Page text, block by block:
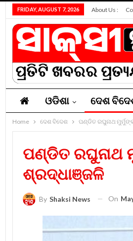
FRIDAY, AUGUST 7, 2026 About Us :
ଓଡିଶା ଦେଶ
ନିଯୁକ୍ତି
ସମ୍ପାଦକୀୟ
Home ଦେଶ ବିଦେଶ ପଣ୍ଡିତ ରଘୁନାଥ
ପଣ୍ଡିତ ରଘୁନାଥ
ଶ୍ରଦ୍ଧାଞ୍ଜଳି
By Shaksi News On